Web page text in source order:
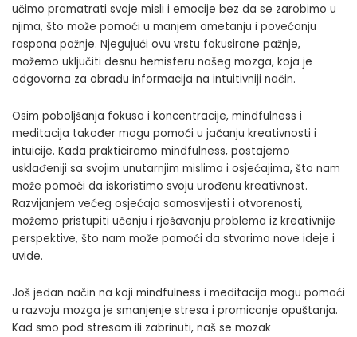
učimo promatrati svoje misli i emocije bez da se zarobimo u
njima, što može pomoći u manjem ometanju i povećanju
raspona pažnje. Njegujući ovu vrstu fokusirane pažnje,
možemo uključiti desnu hemisferu našeg mozga, koja je
odgovorna za obradu informacija na intuitivniji način.
Osim poboljšanja fokusa i koncentracije, mindfulness i
meditacija također mogu pomoći u jačanju kreativnosti i
intuicije. Kada prakticiramo mindfulness, postajemo
usklađeniji sa svojim unutarnjim mislima i osjećajima, što nam
može pomoći da iskoristimo svoju urođenu kreativnost.
Razvijanjem većeg osjećaja samosvijesti i otvorenosti,
možemo pristupiti učenju i rješavanju problema iz kreativnije
perspektive, što nam može pomoći da stvorimo nove ideje i
uvide.
Još jedan način na koji mindfulness i meditacija mogu pomoći
u razvoju mozga je smanjenje stresa i promicanje opuštanja.
Kad smo pod stresom ili zabrinuti, naš se mozak